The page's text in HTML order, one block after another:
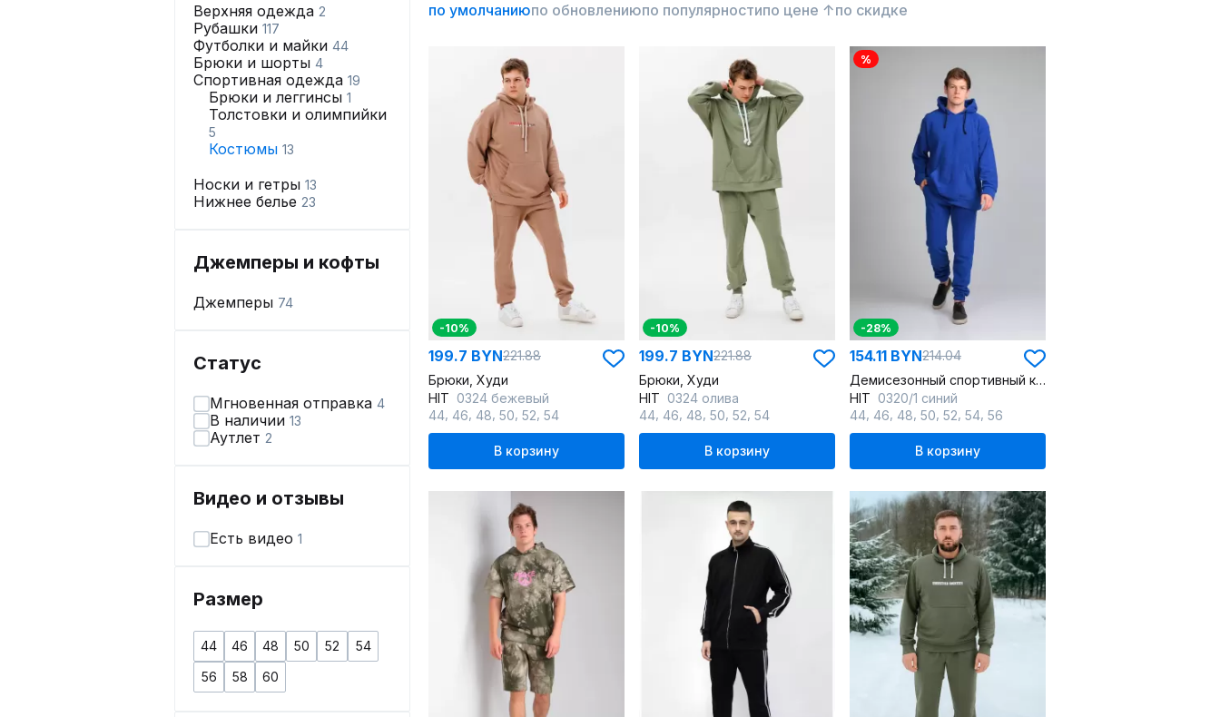
Верхняя одежда 2
Рубашки 117
Футболки и майки 44
Брюки и шорты 4
Спортивная одежда 19
Брюки и леггинсы 1
Толстовки и олимпийки
5
Костюмы 13
Носки и гетры 13
Нижнее белье 23
Джемперы и кофты
Джемперы 74
Статус
Мгновенная отправка 4
В наличии 13
Аутлет 2
Видео и отзывы
Есть видео 1
Размер
44 46 48 50 52
54
56
58 60
по умолчаниюпо обновлениюпо популярностипо цене ↑по скидке
-10%
199.7 BYN221.88
Брюки, Худи
HIT 0324 бежевый
44 46 48 50 52 54
В корзину
-10%
199.7 BYN221.88
Брюки, Худи
HIT 0324 олива
44 46 48 50 52 54
В корзину
%
-28%
154.11 BYN214.04
Демисезонный спортивный костюм из флиса с начесом
HIT 0320/1 синий
44 46 48 50 52 54 56
В корзину